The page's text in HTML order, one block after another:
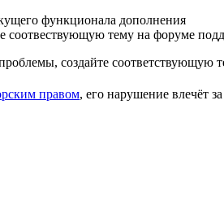
функционала дополнения
соотвествующую тему на форуме
создайте соответствующую
правом, его нарушение влечёт